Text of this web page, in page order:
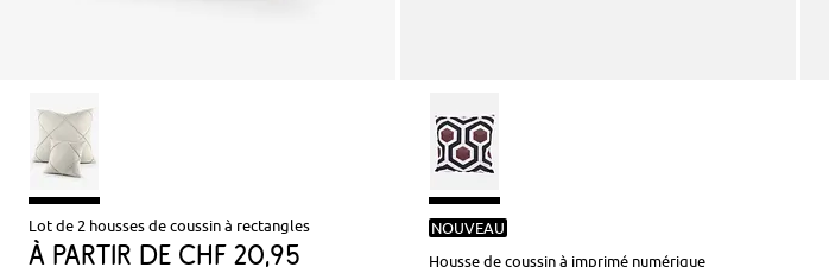
Lot de 2 housses de coussin à rectangles
à partir de CHF 20,95
NOUVEAU
Housse de coussin à imprimé numérique